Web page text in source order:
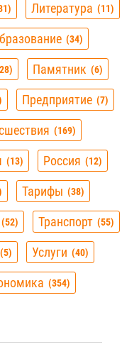
Литература 11
34
28 Памятник 6
Предприятие 7
169
13 Россия 12
Тарифы 38
52 Транспорт 55
5 Услуги 40
354